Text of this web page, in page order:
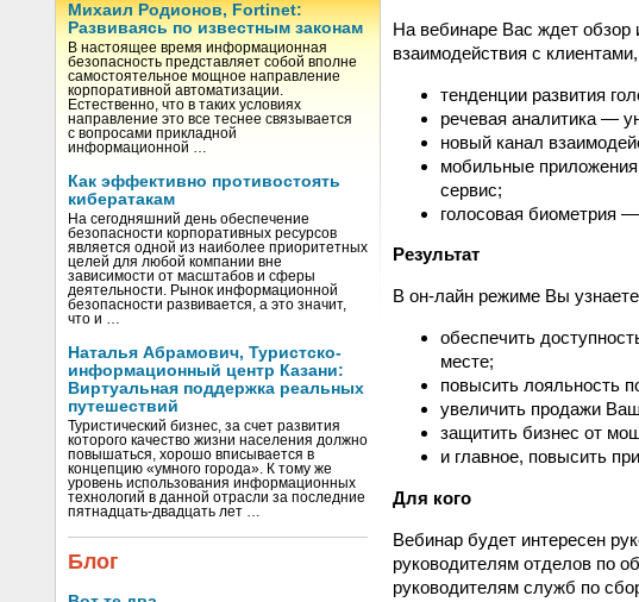
Михаил Родионов, Fortinet:
Развиваясь по известным законам
В настоящее время информационная
безопасность представляет собой вполне
самостоятельное мощное направление
корпоративной автоматизации.
Естественно, что в таких условиях
направление это все теснее связывается
с вопросами прикладной
информационной …
Как эффективно противостоять
кибератакам
На сегодняшний день обеспечение
безопасности корпоративных ресурсов
является одной из наиболее приоритетных
целей для любой компании вне
зависимости от масштабов и сферы
деятельности. Рынок информационной
безопасности развивается, а это значит,
что и …
Наталья Абрамович, Туристско-
информационный центр Казани:
Виртуальная поддержка реальных
путешествий
Туристический бизнес, за счет развития
которого качество жизни населения должно
повышаться, хорошо вписывается в
концепцию «умного города». К тому же
уровень использования информационных
технологий в данной отрасли за последние
пятнадцать-двадцать лет …
Блог
На вебинаре Вас ждет обзор
взаимодействия с
тенденции развития
речевая аналитика —
новый канал
мобильные приложения
сервис;
голосовая биометрия
Результат
В он-лайн режиме Вы
обеспечить
месте;
повысить лояльность
увеличить продажи
защитить бизнес от
и главное, повысить
Для кого
Вебинар будет интересен
руководителям отделов по
руководителям служб по